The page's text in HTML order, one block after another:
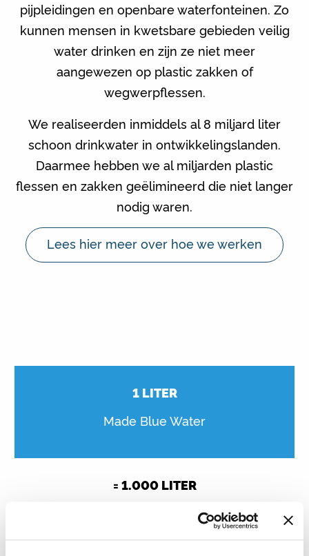
pijpleidingen en openbare waterfonteinen. Zo
kunnen mensen in kwetsbare gebieden veilig
water drinken en zijn ze niet meer
aangewezen op plastic zakken of
wegwerpflessen.
We realiseerden inmiddels al 8 miljard liter
schoon drinkwater in ontwikkelingslanden.
Daarmee hebben we al miljarden plastic
flessen en zakken geëlimineerd die niet langer
nodig waren.
Lees hier meer over hoe we werken
1LITER
Made Blue Water
= 1.000LITER
drinkwater in ontwikkelingslanden